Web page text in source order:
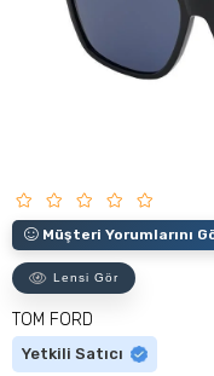
Müşteri Yorumlarını
Lensi Gör
TOM FORD
Yetkili Satıcı